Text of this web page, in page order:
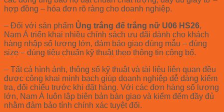
hợp đồng – hóa đơn rõ ràng cho doanh nghiệp.
– Đối với sản phẩm Ủng trắng đế trắng nữ U06 HS26,
Nam Á triển khai nhiều chính sách ưu đãi dành cho khách
hàng nhập số lượng lớn, đảm bảo giao đúng mẫu – đúng
size – đúng tiêu chuẩn kỹ thuật theo thông tin công bố.
– Tất cả hình ảnh, thông số kỹ thuật và tài liệu liên quan đều
được công khai minh bạch giúp doanh nghiệp dễ dàng kiểm
tra, đối chiếu trước khi đặt hàng. Với các đơn hàng số lượng
lớn, Nam Á luôn lập biên bản bàn giao và kiểm đếm đầy đủ
nhằm đảm bảo tính chính xác tuyệt đối.